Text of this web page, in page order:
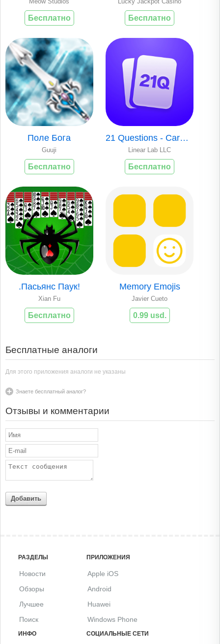
Бесплатно Бесплатно
Поле Бога
Guuji
Бесплатно
21 Questions - Card Games
Linear Lab LLC
Бесплатно
.Пасьянс Паук!
Xian Fu
Бесплатно
Memory Emojis
Javier Cueto
0.99 usd.
Бесплатные аналоги
Для этого приложения аналоги не указаны
Знаете бесплатный аналог?
Отзывы и комментарии
Добавить
РАЗДЕЛЫ
Новости
Обзоры
Лучшее
Поиск
ПРИЛОЖЕНИЯ
Apple iOS
Android
Huawei
Windows Phone
ИНФО СОЦИАЛЬНЫЕ СЕТИ